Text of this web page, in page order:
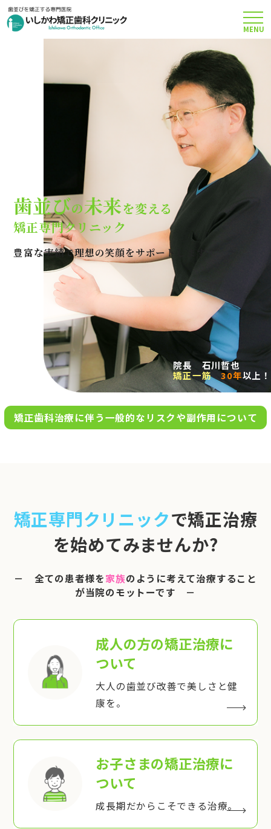
矯正治療について
当院のこだわり
費用について
クリニック案内
Q＆A
アクセス
お問い合わせ
完全
0120-695-578
※日曜は不定期で診療してい
ます
MENU
歯並びの未来を変える
矯正専門クリニック
豊富な実績で理想の笑顔をサポートします
院長 石川哲也
矯正一筋
30年以上！
矯正歯科治療に伴う一般的なリスクや副作用について
矯正専門クリニックで矯正治療
を始めてみませんか?
－ 全ての患者様を家族のように考えて治療すること
が当院のモットーです －
成人の方の矯正治療に
ついて
大人の歯並び改善で美しさと健
康を。
お子さまの矯正治療に
ついて
成長期だからこそできる治療。